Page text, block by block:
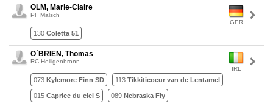
GER
OLM, Marie-Claire
PF Malsch
130 Coletta 51
IRL
O´BRIEN, Thomas
RC Heiligenbronn
073 Kylemore Finn SD 113 Tikkiticoeur van de Lentamel
015 Caprice du ciel S 089 Nebraska Fly